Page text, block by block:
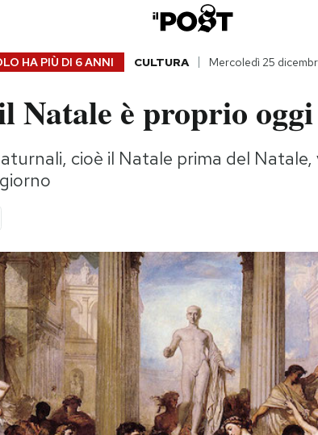
HA PIÙ DI 6 ANNI CULTURA Mercoledì 25
Natale è proprio oggi
cioè il Natale prima del Natale,